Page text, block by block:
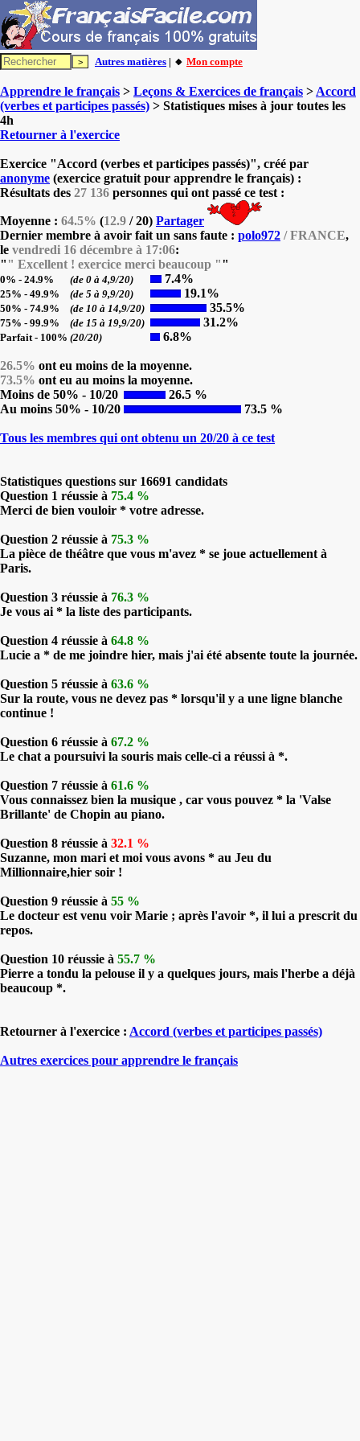
Autres matières | 🔸 Mon compte
Apprendre le français > Leçons & Exercices de français > Accord
(verbes et participes passés) > Statistiques mises à jour toutes les
4h
Retourner à l'exercice
Exercice "Accord (verbes et participes passés)", créé par
anonyme (exercice gratuit pour apprendre le français) :
Résultats des 27 136 personnes qui ont passé ce test :
Moyenne : 64.5% (12.9 / 20) Partager
Dernier membre à avoir fait un sans faute : polo972 / FRANCE,
le vendredi 16 décembre à 17:06:
" " Excellent ! exercice merci beaucoup ""
0% - 24.9% (de 0 à 4,9/20) 7.4%
25% - 49.9% (de 5 à 9,9/20) 19.1%
50% - 74.9% (de 10 à 14,9/20) 35.5%
75% - 99.9% (de 15 à 19,9/20) 31.2%
Parfait - 100% (20/20) 6.8%
26.5% ont eu moins de la moyenne.
73.5% ont eu au moins la moyenne.
Moins de 50% - 10/20
26.5 %
Au moins 50% - 10/20
73.5 %
Tous les membres qui ont obtenu un 20/20 à ce test
Statistiques questions sur 16691 candidats
Question 1 réussie à 75.4 %
Merci de bien vouloir * votre adresse.
Question 2 réussie à 75.3 %
La pièce de théâtre que vous m'avez * se joue actuellement à
Paris.
Question 3 réussie à 76.3 %
Je vous ai * la liste des participants.
Question 4 réussie à 64.8 %
Lucie a * de me joindre hier, mais j'ai été absente toute la journée.
Question 5 réussie à 63.6 %
Sur la route, vous ne devez pas * lorsqu'il y a une ligne blanche
continue !
Question 6 réussie à 67.2 %
Le chat a poursuivi la souris mais celle-ci a réussi à *.
Question 7 réussie à 61.6 %
Vous connaissez bien la musique , car vous pouvez * la 'Valse
Brillante' de Chopin au piano.
Question 8 réussie à 32.1 %
Suzanne, mon mari et moi vous avons * au Jeu du
Millionnaire,hier soir !
Question 9 réussie à 55 %
Le docteur est venu voir Marie ; après l'avoir *, il lui a prescrit du
repos.
Question 10 réussie à 55.7 %
Pierre a tondu la pelouse il y a quelques jours, mais l'herbe a déjà
beaucoup *.
Retourner à l'exercice : Accord (verbes et participes passés)
Autres exercices pour apprendre le français